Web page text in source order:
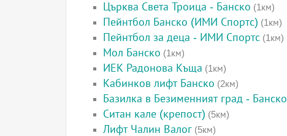
Църква Света Троица - Банско (1км)
Пейнтбол Банско (ИМИ Спортс) (1км)
Пейнтбол за деца - ИМИ Спортс (1км)
Мол Банско (1км)
ИЕК Радонова Къща (1км)
Кабинков лифт Банско (2км)
Базилка в Безименният град - Банско
Ситан кале (крепост) (5км)
Лифт Чалин Валог (5км)